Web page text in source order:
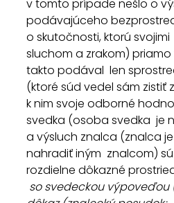
v tomto prípade nešlo o
podávajúceho
o skutočnosti, ktorú
sluchom a zrakom)
takto podával  len
(ktoré súd vedel sám zistiť
k nim svoje odborné
svedka (osoba svedka  je
a výsluch znalca (znalca
nahradiť iným  znalcom)
rozdielne dôkazné
so svedeckou výpoveďou